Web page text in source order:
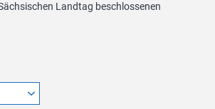
Landtag beschlossenen